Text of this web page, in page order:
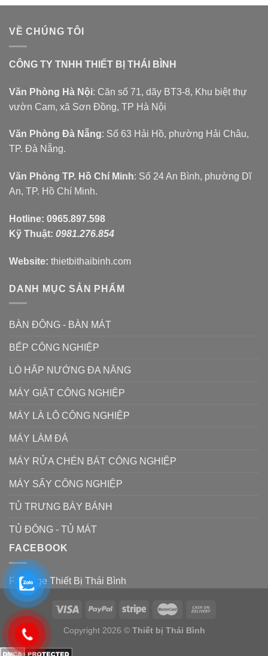
VỀ CHÚNG TÔI
CÔNG TY TNHH THIẾT BỊ THÁI BÌNH
Văn Phòng Hà Nội: Căn số 71, dãy BT3-8, Khu biệt thự
vườn Cam, xã Sơn Đồng, TP Hà Nội
Văn Phòng Đà Nẵng: Số 63 Hải Hồ, phường Hải Châu,
TP. Đà Nẵng.
Văn Phòng TP. Hồ Chí Minh: Số 24 An Bình, phường Dĩ
An, TP. Hồ Chí Minh.
Hotline: 0965.897.598
Kỹ Thuật: 0981.276.854
Website: thietbithaibinh.com
DANH MỤC SẢN PHẨM
BÀN ĐÔNG - BÀN MÁT
BẾP CÔNG NGHIỆP
LÒ HẤP NƯỚNG ĐA NĂNG
MÁY GIẶT CÔNG NGHIỆP
MÁY LÀ LÔ CÔNG NGHIỆP
MÁY LÀM ĐÁ
MÁY RỬA CHÉN BÁT CÔNG NGHIỆP
MÁY SẤY CÔNG NGHIỆP
TỦ TRƯNG BÀY BÁNH
TỦ ĐÔNG - TỦ MÁT
FACEBOOK
Fanpage Thiết Bị Thái Bình
Copyright 2026 © Thiết bị Thái Bình